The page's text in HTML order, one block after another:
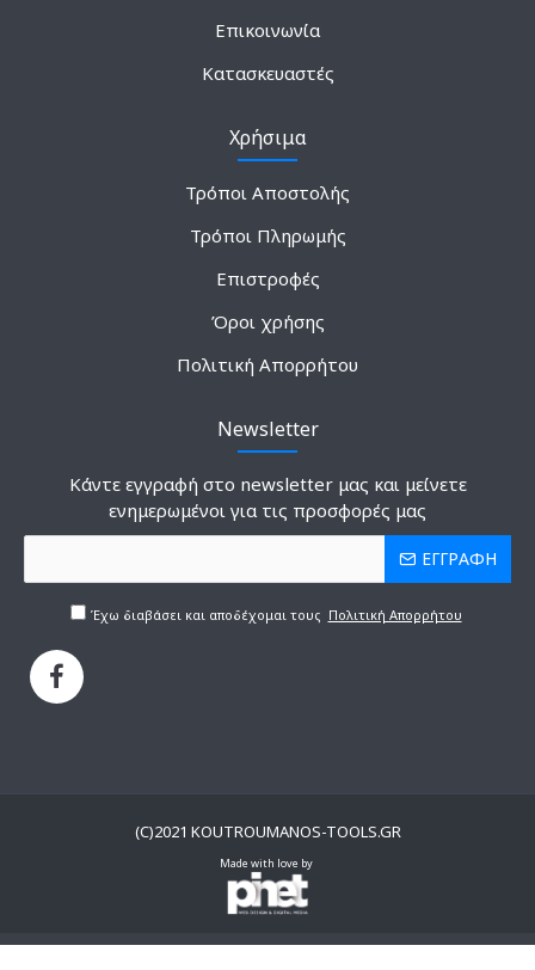
Επικοινωνία
Κατασκευαστές
Χρήσιμα
Τρόποι Αποστολής
Τρόποι Πληρωμής
Επιστροφές
Όροι χρήσης
Πολιτική Απορρήτου
Newsletter
Κάντε εγγραφή στο newsletter μας και μείνετε
ενημερωμένοι για τις προσφορές μας
ΕΓΓΡΑΦΗ
Έχω διαβάσει και αποδέχομαι τους Πολιτική Απορρήτου
(C)2021 KOUTROUMANOS-TOOLS.GR
Made with love by